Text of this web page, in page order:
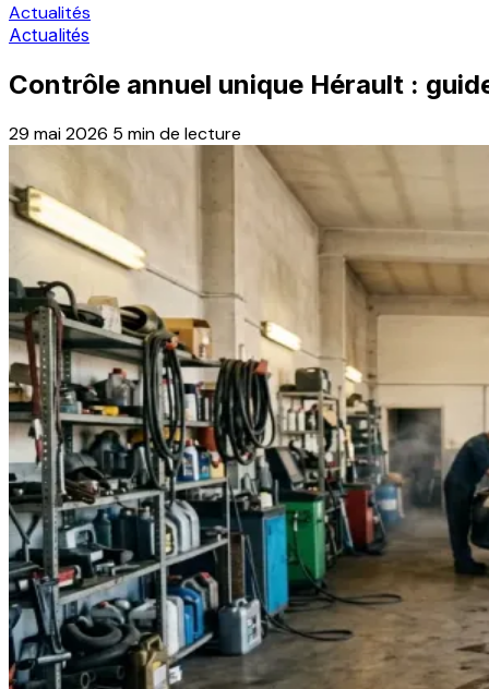
Actualités
Actualités
Contrôle annuel unique Hérault :
29 mai 2026 5 min de lecture